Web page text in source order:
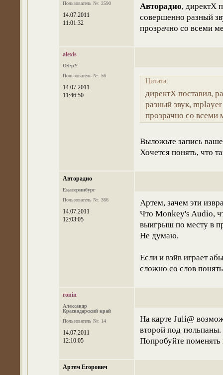
Пользователь №: 2590
14.07.2011
11:01:32
Авторадио, директХ
совершенно разный
прозрачно со всеми
alexis
ОФрУ
Пользователь №: 56
14.07.2011
11:46:50
Цитата:
директХ поставил,
разный звук,
прозрачно со всеми
Выложьте запись
Хочется понять, что
Авторадио
Екатеринбург
Пользователь №: 366
14.07.2011
12:03:05
Артем, зачем эти
Что Monkey's Audio,
выигрыш по месту в
Не думаю.
Если и вэйв играет
сложно со слов
ronin
Александр
Краснодарский край
Пользователь №: 14
14.07.2011
12:10:05
На карте Juli@
второй под тюльпаны.
Попробуйте поменять
Артем Егорович